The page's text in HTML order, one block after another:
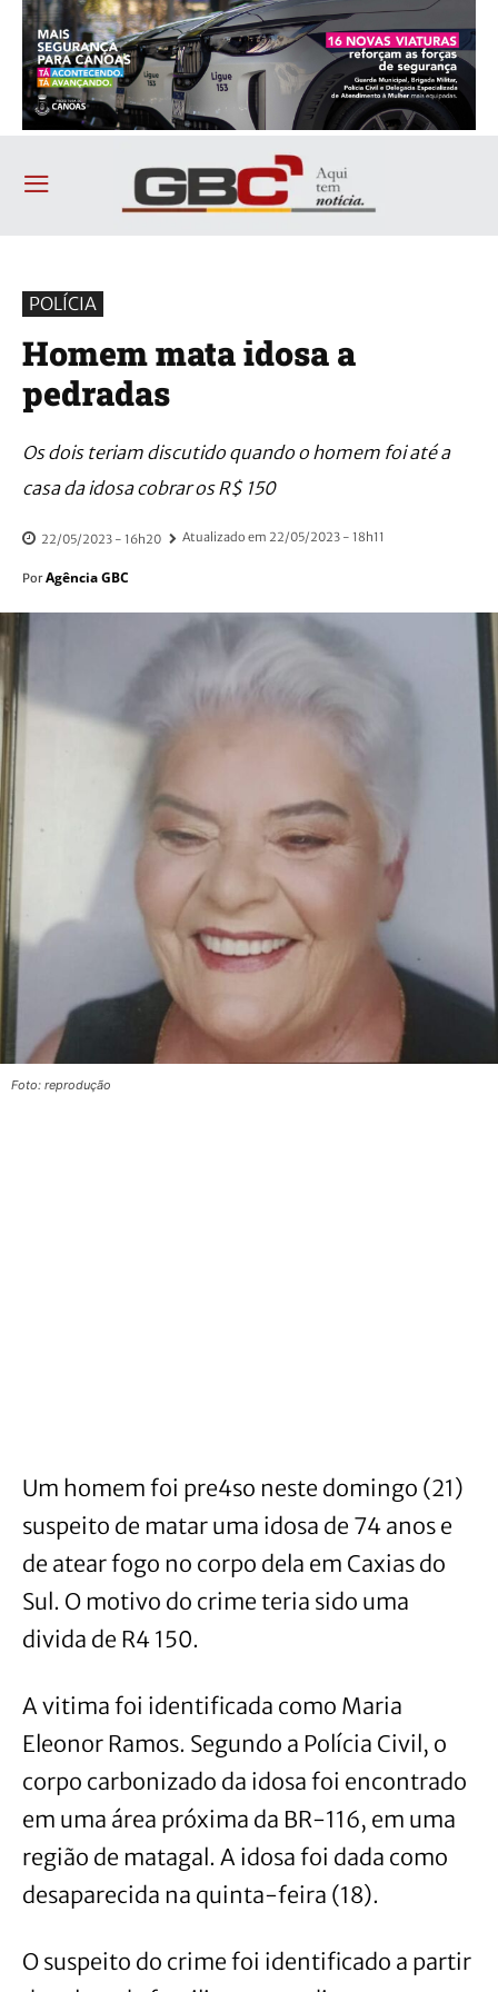
POLÍCIA
Homem mata idosa a
pedradas
Os dois teriam discutido quando o homem foi até a
casa da idosa cobrar os R$ 150
22/05/2023 - 16h20 Atualizado em 22/05/2023 - 18h11
Por Agência GBC
Foto: reprodução
Um homem foi pre4so neste domingo (21)
suspeito de matar uma idosa de 74 anos e
de atear fogo no corpo dela em Caxias do
Sul. O motivo do crime teria sido uma
divida de R4 150.
A vitima foi identificada como Maria
Eleonor Ramos. Segundo a Polícia Civil, o
corpo carbonizado da idosa foi encontrado
em uma área próxima da BR-116, em uma
região de matagal. A idosa foi dada como
desaparecida na quinta-feira (18).
O suspeito do crime foi identificado a partir